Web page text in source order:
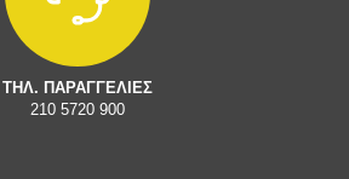
ΤΗΛ. ΠΑΡΑΓΓΕΛΙΕΣ
210 5720 900